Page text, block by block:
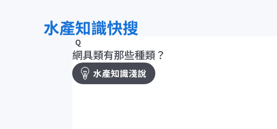
水產知識快搜
網具類有那些種類？
水產知識淺說